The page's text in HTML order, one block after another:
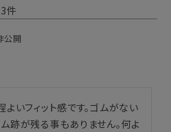
3
公開
いフィット感です。ゴムがない
跡が残る事もありません。何よ